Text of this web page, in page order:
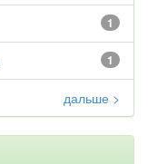
1
1
дальше >